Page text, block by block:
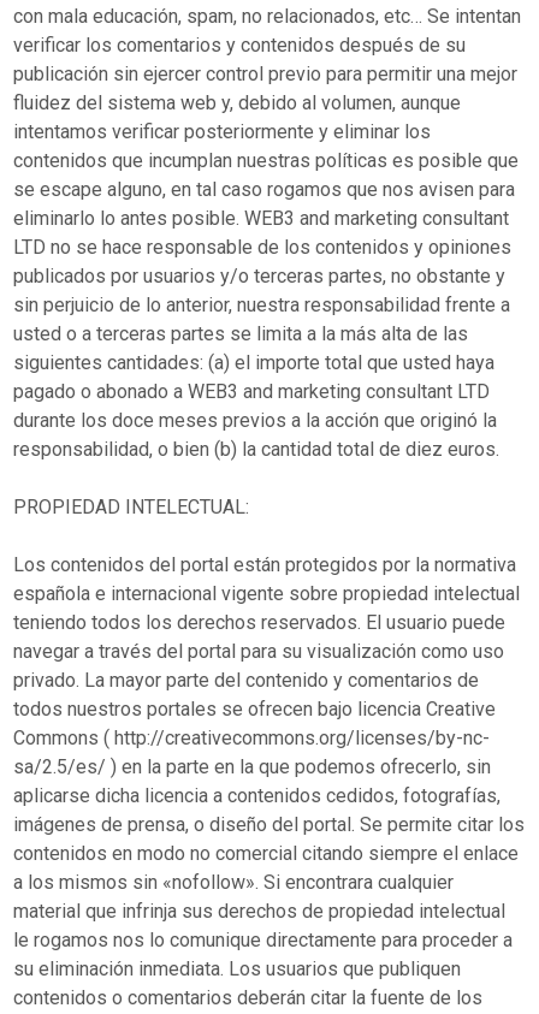
con mala educación, spam, no relacionados, etc… Se intentan
verificar los comentarios y contenidos después de su
publicación sin ejercer control previo para permitir una mejor
fluidez del sistema web y, debido al volumen, aunque
intentamos verificar posteriormente y eliminar los
contenidos que incumplan nuestras políticas es posible que
se escape alguno, en tal caso rogamos que nos avisen para
eliminarlo lo antes posible. WEB3 and marketing consultant
LTD no se hace responsable de los contenidos y opiniones
publicados por usuarios y/o terceras partes, no obstante y
sin perjuicio de lo anterior, nuestra responsabilidad frente a
usted o a terceras partes se limita a la más alta de las
siguientes cantidades: (a) el importe total que usted haya
pagado o abonado a WEB3 and marketing consultant LTD
durante los doce meses previos a la acción que originó la
responsabilidad, o bien (b) la cantidad total de diez euros.
PROPIEDAD INTELECTUAL:
Los contenidos del portal están protegidos por la normativa
española e internacional vigente sobre propiedad intelectual
teniendo todos los derechos reservados. El usuario puede
navegar a través del portal para su visualización como uso
privado. La mayor parte del contenido y comentarios de
todos nuestros portales se ofrecen bajo licencia Creative
Commons ( http://creativecommons.org/licenses/by-nc-
sa/2.5/es/ ) en la parte en la que podemos ofrecerlo, sin
aplicarse dicha licencia a contenidos cedidos, fotografías,
imágenes de prensa, o diseño del portal. Se permite citar los
contenidos en modo no comercial citando siempre el enlace
a los mismos sin «nofollow». Si encontrara cualquier
material que infrinja sus derechos de propiedad intelectual
le rogamos nos lo comunique directamente para proceder a
su eliminación inmediata. Los usuarios que publiquen
contenidos o comentarios deberán citar la fuente de los